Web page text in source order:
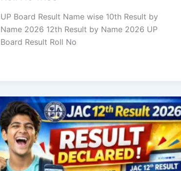
UP Board Result Name wise 10th Result by
Name 2026 12th Result by Name 2026 UP
Board Result Roll No